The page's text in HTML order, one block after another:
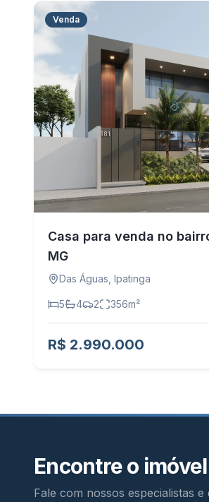
Venda
Casa para venda no
MG
Das Águas Ipatinga
5 4 2 356m²
R$ 2.990.000
Encontre o
Fale com nossos especialistas